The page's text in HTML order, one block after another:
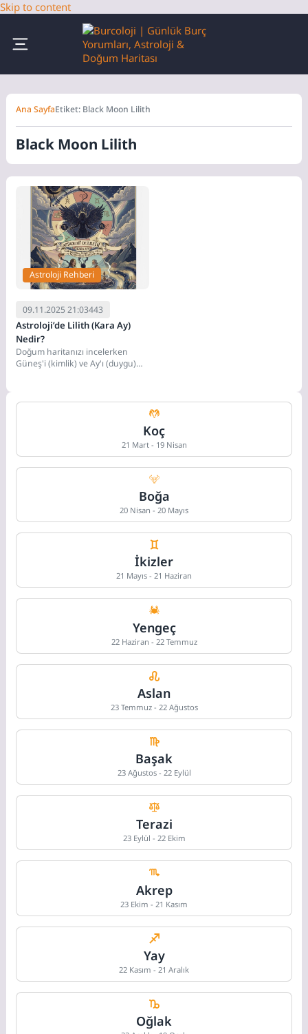
Skip to content
Ana SayfaEtiket: Black Moon Lilith
Black Moon Lilith
Astroloji Rehberi
09.11.2025 21:03443
Astroloji’de Lilith (Kara Ay)
Nedir?
Doğum haritanızı incelerken
Güneş'i (kimlik) ve Ay'ı (duygu)
Koç
21 Mart - 19 Nisan
Boğa
20 Nisan - 20 Mayıs
İkizler
21 Mayıs - 21 Haziran
Yengeç
22 Haziran - 22 Temmuz
Aslan
23 Temmuz - 22 Ağustos
Başak
23 Ağustos - 22 Eylül
Terazi
23 Eylül - 22 Ekim
Akrep
23 Ekim - 21 Kasım
Yay
22 Kasım - 21 Aralık
Oğlak